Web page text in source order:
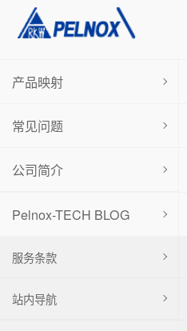
Pelnox-TECH BLOG
产品映射
常见问题
公司简介
服务条款
站内导航